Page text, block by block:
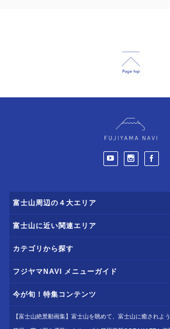
富士山周辺の４大エリア
富士山に近い関連エリア
カテゴリから探す
フジヤマNAVI メニューガイド
今が旬！特集コンテンツ
【富士山絶景動画集】富士山を眺めて、富士山に癒されよう